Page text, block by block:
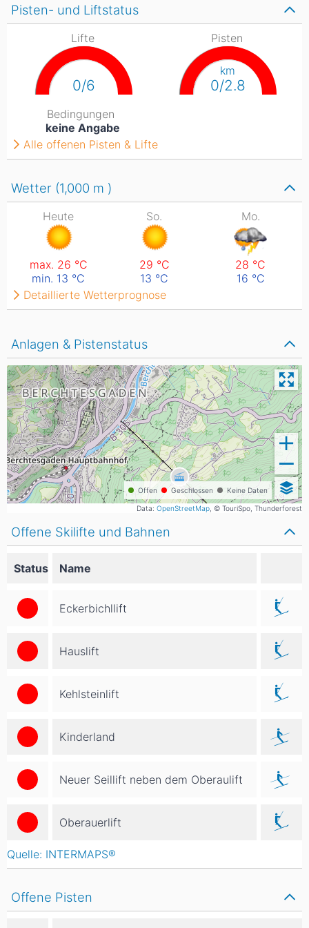
Pisten- und Liftstatus
Lifte
0/6
Pisten
km
0/2.8
Bedingungen
keine Angabe
Alle offenen Pisten & Lifte
Wetter (1,000 m )
Heute
max. 26 °C
min. 13 °C
So.
29 °C
13 °C
Mo.
28 °C
16 °C
Detaillierte Wetterprognose
Anlagen & Pistenstatus
Offen Geschlossen Keine Daten
Data: OpenStreetMap , © TouriSpo, Thunderforest
Offene Pisten
Offene Skilifte und Bahnen
Status Name
Eckerbichllift
Hauslift
Kehlsteinlift
Kinderland
Neuer Seillift neben dem Oberaulift
Oberauerlift
Quelle: INTERMAPS®